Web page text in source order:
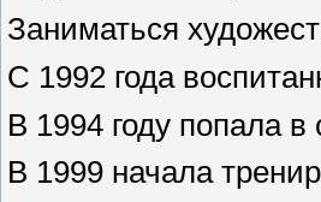
Заниматься
С 1992 года
В 1994 году попала
В 1999 начала